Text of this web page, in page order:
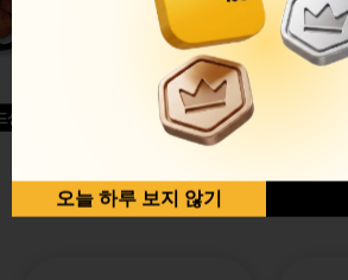
글윙
반반순살[레드+허니]
오늘 하루 보지 않기